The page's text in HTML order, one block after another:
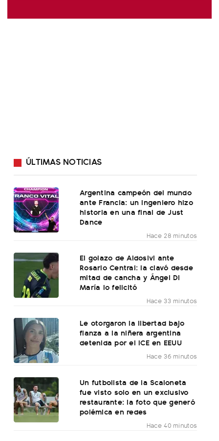
ÚLTIMAS NOTICIAS
Argentina campeón del mundo
ante Francia: un ingeniero hizo
historia en una final de Just
Dance
Hace 28 minutos
El golazo de Aldosivi ante
Rosario Central: la clavó desde
mitad de cancha y Ángel Di
María lo felicitó
Hace 33 minutos
Le otorgaron la libertad bajo
fianza a la niñera argentina
detenida por el ICE en EEUU
Hace 36 minutos
Un futbolista de la Scaloneta
fue visto solo en un exclusivo
restaurante: la foto que generó
polémica en redes
Hace 40 minutos